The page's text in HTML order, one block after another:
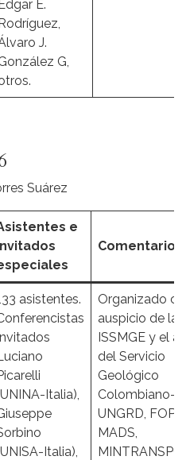
Edgar E.
J.
G,
Suárez
e
Comentarios
asistentes.
Italia),
Italia),
Organizado
auspicio de la
ISSMGE y el
del Servicio
Geológico
Colombiano-
UNGRD,
MADS,